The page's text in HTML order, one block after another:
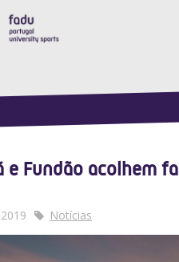
e Fundão acolhem
Notícias